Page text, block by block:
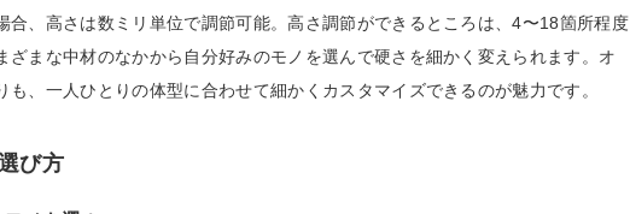
合、高さは数ミリ単位で調節可能。高さ調節ができるところは、4〜18箇所程度
ざまな中材のなかから自分好みのモノを選んで硬さを細かく変えられます。オ
も、一人ひとりの体型に合わせて細かくカスタマイズできるのが魅力です。
び方